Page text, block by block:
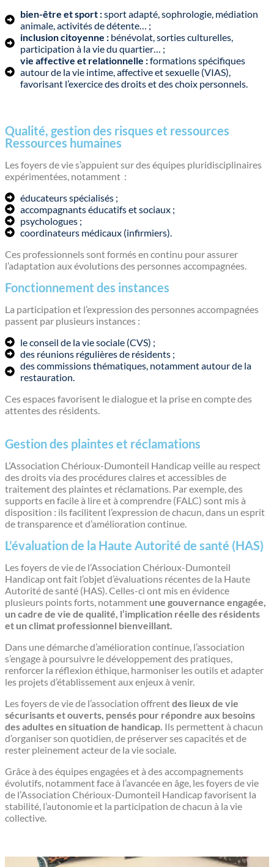
bien-être et sport :sport adapté, sophrologie, médiation
animale, activités de détente… ;
inclusion citoyenne : bénévolat, sorties culturelles,
participation à la vie du quartier… ;
vie affective et relationnelle :formations spécifiques
autour de la vie intime, affective et sexuelle (VIAS),
favorisant l’exercice des droits et des choix personnels.
Qualité, gestion des risques et ressources
Ressources humaines
Les foyers de vie s’appuient sur des équipes pluridisciplinaires
expérimentées, notamment :
éducateurs spécialisés ;
accompagnants éducatifs et sociaux ;
psychologues ;
coordinateurs médicaux (infirmiers).
Ces professionnels sont formés en continu pour assurer
l’adaptation aux évolutions des personnes accompagnées.
Fonctionnement des instances
La participation et l’expression des personnes accompagnées
passent par plusieurs instances :
le conseil de la vie sociale (CVS) ;
des réunions régulières de résidents ;
des commissions thématiques, notamment autour de la
restauration.
Ces espaces favorisent le dialogue et la prise en compte des
attentes des résidents.
Gestion des plaintes et réclamations
L’Association Chérioux-Dumonteil Handicap veille au respect
des droits via des procédures claires et accessibles de
traitement des plaintes et réclamations. Par exemple, des
supports en facile à lire et à comprendre (FALC) sont mis à
disposition : ils facilitent l’expression de chacun, dans un esprit
de transparence et d’amélioration continue.
L’évaluation de la Haute Autorité de santé (HAS)
Les foyers de vie de l’Association Chérioux-Dumonteil
Handicap ont fait l’objet d’évaluations récentes de la Haute
Autorité de santé (HAS). Celles-ci ont mis en évidence
plusieurs points forts, notamment une gouvernance engagée,
un cadre de vie de qualité, l’implication réelle des résidents
et un climat professionnel bienveillant.
Dans une démarche d’amélioration continue, l’association
s’engage à poursuivre le développement des pratiques,
renforcer la réflexion éthique, harmoniser les outils et adapter
les projets d’établissement aux enjeux à venir.
Les foyers de vie de l’association offrentdes lieux de vie
sécurisants et ouverts, pensés pour répondre aux besoins
des adultes en situation de handicap. Ils permettent à chacun
d’organiser son quotidien, de préserver ses capacités et de
rester pleinement acteur de la vie sociale.
Grâce à des équipes engagées et à des accompagnements
évolutifs, notamment face à l’avancée en âge, les foyers de vie
de l’Association Chérioux-Dumonteil Handicap favorisent la
stabilité, l’autonomie et la participation de chacun à la vie
collective.